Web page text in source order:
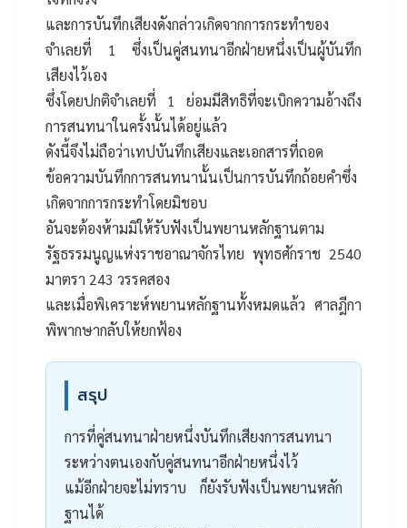
และการบันทึกเสียงดังกล่าวเกิดจากการกระทำของ
จำเลยที่ 1 ซึ่งเป็นคู่สนทนาอีกฝ่ายหนึ่งเป็นผู้บันทึก
เสียงไว้เอง
ซึ่งโดยปกติจำเลยที่ 1 ย่อมมีสิทธิที่จะเบิกความอ้างถึง
การสนทนาในครั้งนั้นได้อยู่แล้ว
ดังนี้จึงไม่ถือว่าเทปบันทึกเสียงและเอกสารที่ถอด
ข้อความบันทึกการสนทนานั้นเป็นการบันทึกถ้อยคำซึ่ง
เกิดจากการกระทำโดยมิชอบ
อันจะต้องห้ามมิให้รับฟังเป็นพยานหลักฐานตาม
รัฐธรรมนูญแห่งราชอาณาจักรไทย พุทธศักราช 2540
มาตรา 243 วรรคสอง
และเมื่อพิเคราะห์พยานหลักฐานทั้งหมดแล้ว ศาลฎีกา
พิพากษากลับให้ยกฟ้อง
สรุป
การที่คู่สนทนาฝ่ายหนึ่งบันทึกเสียงการสนทนา
ระหว่างตนเองกับคู่สนทนาอีกฝ่ายหนึ่งไว้
แม้อีกฝ่ายจะไม่ทราบ ก็ยังรับฟังเป็นพยานหลัก
ฐานได้